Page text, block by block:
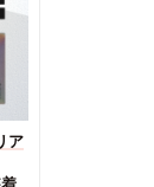
ア